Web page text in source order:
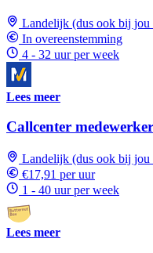
Landelijk (dus ook bij jou
In overeenstemming
4 - 32 uur per week
Lees meer
Callcenter
Landelijk (dus ook bij jou
€17,91 per uur
1 - 40 uur per week
Lees meer